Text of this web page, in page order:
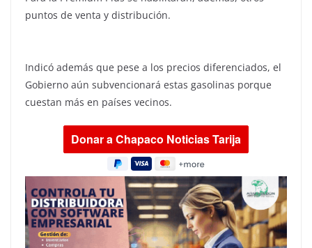
puntos de venta y distribución.
Indicó además que pese a los precios diferenciados, el
Gobierno aún subvencionará estas gasolinas porque
cuestan más en países vecinos.